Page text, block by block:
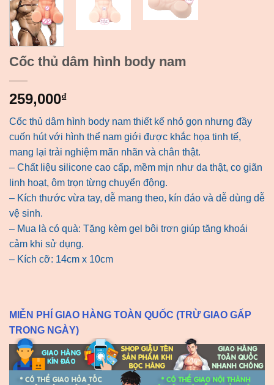
Cốc thủ dâm hình body nam
259,000₫
Cốc thủ dâm hình body nam thiết kế nhỏ gọn nhưng đầy
cuốn hút với hình thể nam giới được khắc họa tinh tế,
mang lại trải nghiệm mãn nhãn và chân thật.
– Chất liệu silicone cao cấp, mềm mịn như da thật, co giãn
linh hoạt, ôm trọn từng chuyển động.
– Kích thước vừa tay, dễ mang theo, kín đáo và dễ dùng dễ
vệ sinh.
– Mua là có quà: Tặng kèm gel bôi trơn giúp tăng khoái
cảm khi sử dụng.
– Kích cỡ: 14cm x 10cm
MIỄN PHÍ GIAO HÀNG TOÀN QUỐC (TRỪ GIAO GẤP
TRONG NGÀY)